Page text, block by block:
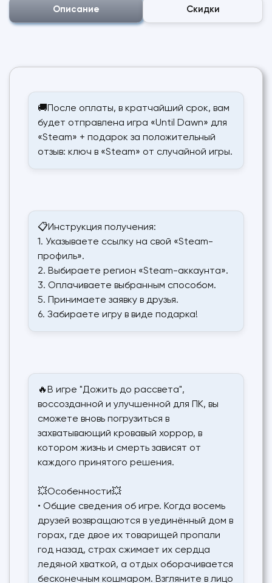
Описание Скидки
🚚После оплаты, в кратчайший срок, вам
будет отправлена игра «Until Dawn» для
«Steam» + подарок за положительный
отзыв: ключ в «Steam» от случайной игры.
📋Инструкция получения:
1. Указываете ссылку на свой «Steam-
профиль».
2. Выбираете регион «Steam-аккаунта».
3. Оплачиваете выбранным способом.
5. Принимаете заявку в друзья.
6. Забираете игру в виде подарка!
🔥В игре "Дожить до рассвета",
воссозданной и улучшенной для ПК, вы
сможете вновь погрузиться в
захватывающий кровавый хоррор, в
котором жизнь и смерть зависят от
каждого принятого решения.
💥Особенности💥
• Общие сведения об игре. Когда восемь
друзей возвращаются в уединённый дом в
горах, где двое их товарищей пропали
год назад, страх сжимает их сердца
ледяной хваткой, а отдых оборачивается
бесконечным кошмаром. Взгляните в лицо